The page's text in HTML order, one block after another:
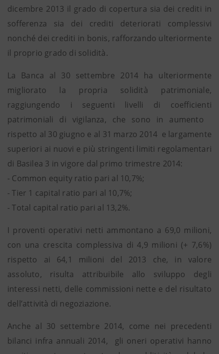
dicembre 2013 il grado di copertura sia dei crediti in
sofferenza sia dei crediti deteriorati complessivi
nonché dei crediti in bonis, rafforzando ulteriormente
il proprio grado di solidità.
La Banca al 30 settembre 2014 ha ulteriormente
migliorato la propria solidità patrimoniale,
raggiungendo i seguenti livelli di coefficienti
patrimoniali di vigilanza, che sono in aumento
rispetto al 30 giugno e al 31 marzo 2014 e largamente
superiori ai nuovi e più stringenti limiti regolamentari
di Basilea 3 in vigore dal primo trimestre 2014:
- Common equity ratio pari al 10,7%;
- Tier 1 capital ratio pari al 10,7%;
- Total capital ratio pari al 13,2%.
I proventi operativi netti ammontano a 69,0 milioni,
con una crescita complessiva di 4,9 milioni (+ 7,6%)
rispetto ai 64,1 milioni del 2013 che, in valore
assoluto, risulta attribuibile allo sviluppo degli
interessi netti, delle commissioni nette e del risultato
dell’attività di negoziazione.
Anche al 30 settembre 2014, come nei precedenti
bilanci infra annuali 2014, gli oneri operativi hanno